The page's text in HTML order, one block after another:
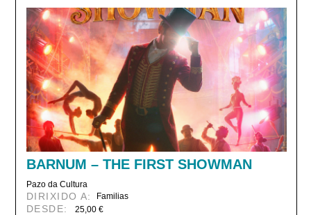
BARNUM – THE FIRST SHOWMAN
Pazo da Cultura
DIRIXIDO A: Familias
DESDE: 25,00 €